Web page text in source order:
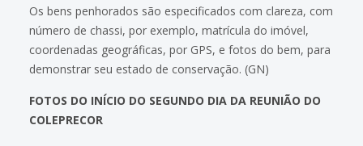
Os bens penhorados são especificados com clareza, com
número de chassi, por exemplo, matrícula do imóvel,
coordenadas geográficas, por GPS, e fotos do bem, para
demonstrar seu estado de conservação. (GN)
FOTOS DO INÍCIO DO SEGUNDO DIA DA REUNIÃO DO
COLEPRECOR